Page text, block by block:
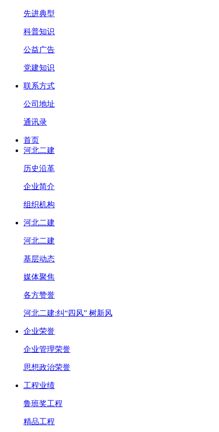
先进典型
科普知识
公益广告
党建知识
联系方式
公司地址
通讯录
首页
河北二建
历史沿革
企业简介
组织机构
河北二建
河北二建
基层动态
媒体聚焦
各方赞誉
河北二建:纠“四风” 树新风
企业荣誉
企业管理荣誉
思想政治荣誉
工程业绩
鲁班奖工程
精品工程